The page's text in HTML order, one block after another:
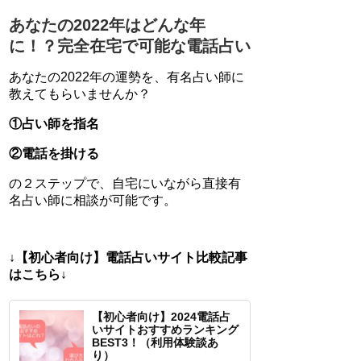
あなたの2022年はどんな年
に！？完全在宅で可能な電話占い
あなたの2022年の運勢を、有名占い師に
教えてもらいませんか？
①占い師を指名
②電話を掛ける
の２ステップで、自宅にいながら直接有
名占い師に相談が可能です。
↓【初心者向け】電話占いサイト比較記事
はこちら↓
【初心者向け】2024電話占
いサイトおすすめランキング
BEST3！（利用体験談あ
り）